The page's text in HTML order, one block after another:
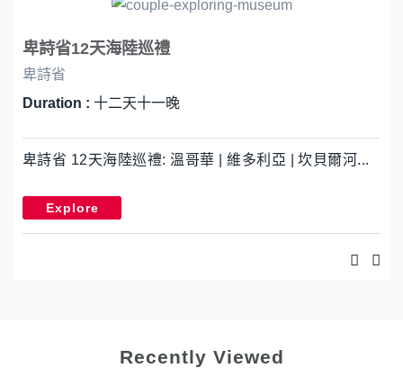
卑詩省12天海陸巡禮
卑詩省
Duration : 十二天十一晚
卑詩省 12天海陸巡禮: 溫哥華 | 維多利亞 | 坎貝爾河...
Explore
Recently Viewed